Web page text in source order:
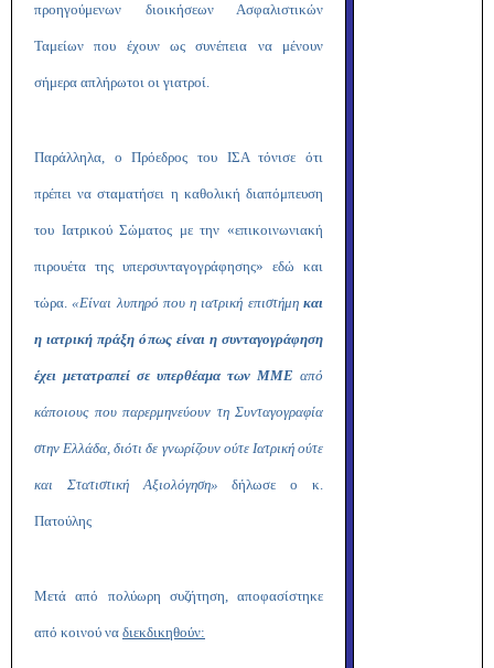
προηγούμενων διοικήσεων Ασφαλιστικών
Ταμείων που έχουν ως συνέπεια να μένουν
σήμερα απλήρωτοι οι γιατροί.
Παράλληλα, ο Πρόεδρος του ΙΣΑ τόνισε ότι
πρέπει να σταματήσει η καθολική διαπόμπευση
του Ιατρικού Σώματος με την «επικοινωνιακή
πιρουέτα της υπερσυνταγογράφησης» εδώ και
τώρα.«Είναι λυπηρό που η ιατρική επιστήμηκαι
η ιατρική πράξη όπως είναι η συνταγογράφηση
έχει μετατραπεί σε υπερθέαμα των ΜΜΕ από
κάποιους που παρερμηνεύουν τη Συνταγογραφία
στην Ελλάδα, διότι δε γνωρίζουν ούτε Ιατρική ούτε
και Στατιστική Αξιολόγηση» δήλωσε ο κ.
Πατούλης
Μετά από πολύωρη συζήτηση, αποφασίστηκε
από κοινού να διεκδικηθούν: